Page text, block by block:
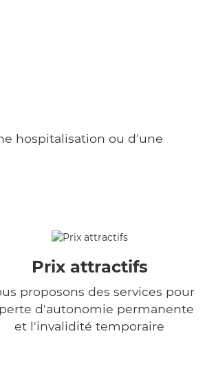
hospitalisation ou d'une
Prix attractifs
proposons des services pour
d'autonomie permanente
et l'invalidité temporaire